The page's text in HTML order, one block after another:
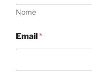
Nome
Email*